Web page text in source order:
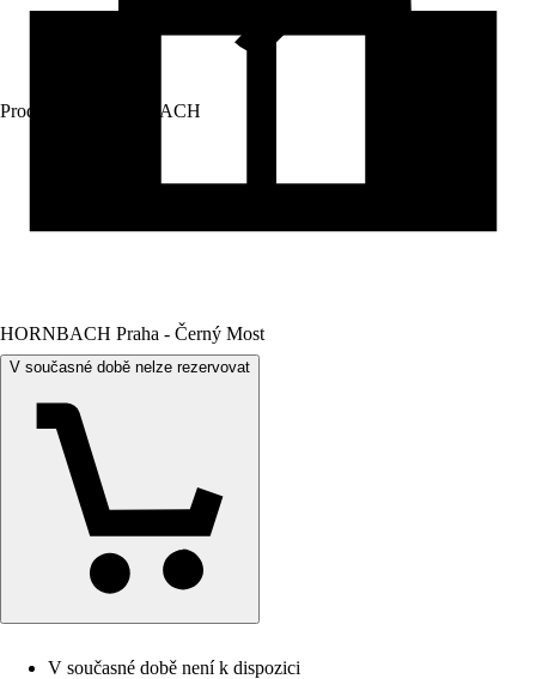
Prodej přes: HORNBACH
HORNBACH Praha - Černý Most
V současné době nelze rezervovat
V současné době není k dispozici